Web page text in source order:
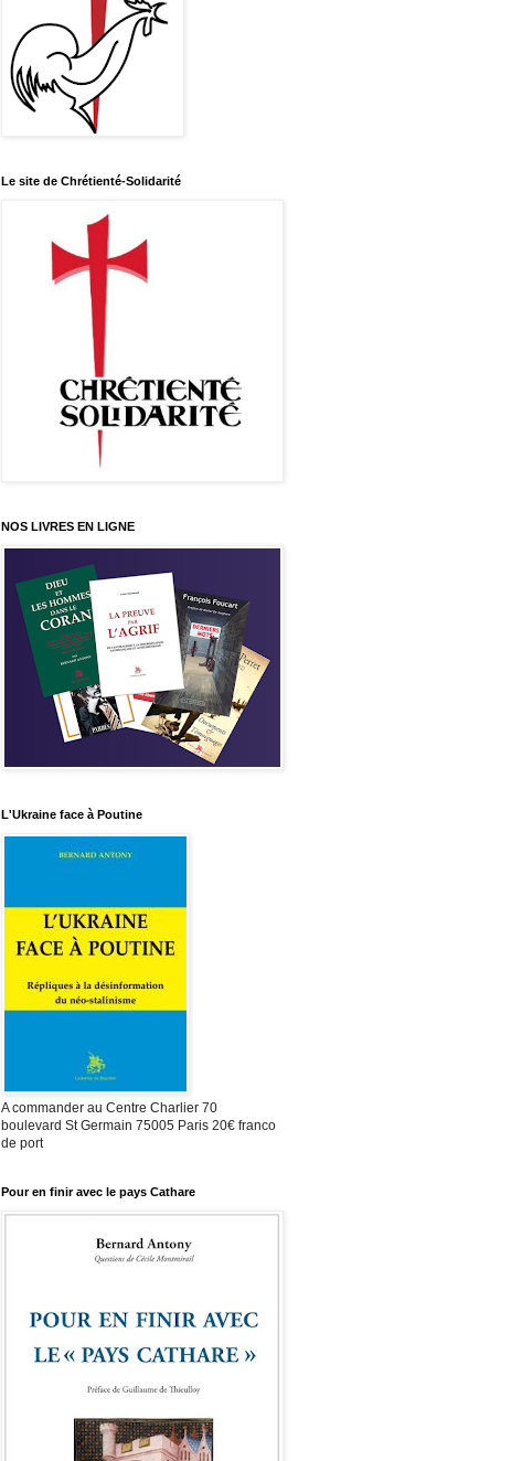
Le site de Chrétienté-Solidarité
NOS LIVRES EN LIGNE
L'Ukraine face à Poutine
A commander au Centre Charlier 70
boulevard St Germain 75005 Paris 20€ franco
de port
Pour en finir avec le pays Cathare